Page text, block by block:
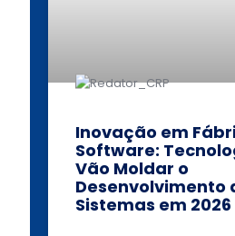
Inovação em
Software:
Vão Moldar o
Desenvolvimento
Sistemas em 2026